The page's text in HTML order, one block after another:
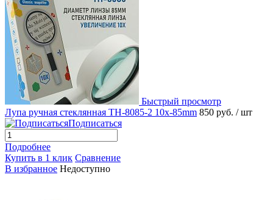
Быстрый просмотр
Лупа ручная стеклянная TH-8085-2 10х-85mm 850 руб. / шт
Подписаться
Подробнее
Купить в 1 клик Сравнение
В избранное Недоступно